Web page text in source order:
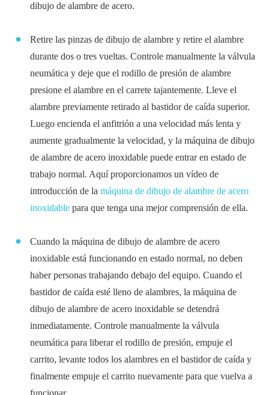
dibujo de alambre de acero.
Retire las pinzas de dibujo de alambre y retire el alambre
durante dos o tres vueltas. Controle manualmente la válvula
neumática y deje que el rodillo de presión de alambre
presione el alambre en el carrete tajantemente. Lleve el
alambre previamente retirado al bastidor de caída superior.
Luego encienda el anfitrión a una velocidad más lenta y
aumente gradualmente la velocidad, y la máquina de dibujo
de alambre de acero inoxidable puede entrar en estado de
trabajo normal. Aquí proporcionamos un vídeo de
introducción de la máquina de dibujo de alambre de acero
inoxidable para que tenga una mejor comprensión de ella.
Cuando la máquina de dibujo de alambre de acero
inoxidable está funcionando en estado normal, no deben
haber personas trabajando debajo del equipo. Cuando el
bastidor de caída esté lleno de alambres, la máquina de
dibujo de alambre de acero inoxidable se detendrá
inmediatamente. Controle manualmente la válvula
neumática para liberar el rodillo de presión, empuje el
carrito, levante todos los alambres en el bastidor de caída y
finalmente empuje el carrito nuevamente para que vuelva a